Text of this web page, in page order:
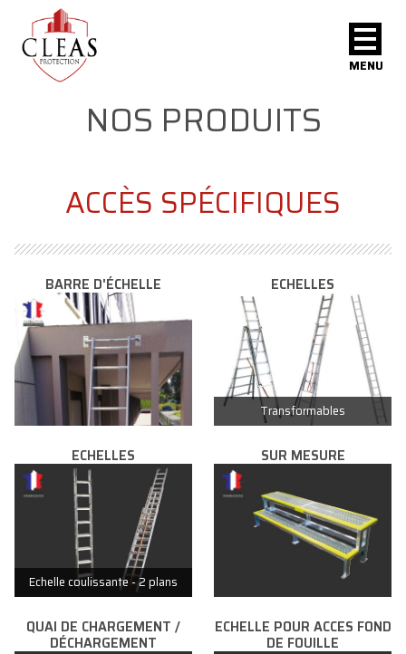
MENU
NOS PRODUITS
ACCÈS SPÉCIFIQUES
BARRE D'ÉCHELLE ECHELLES
Transformables
ECHELLES
Echelle coulissante - 2 plans
SUR MESURE
QUAI DE CHARGEMENT /
DÉCHARGEMENT
ECHELLE POUR ACCES FOND
DE FOUILLE